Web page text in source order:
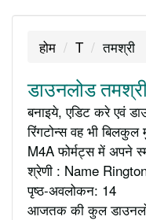
होम T तमश्री
डाउनलोड
बनाइये, एडिट करे एवं
रिंगटोन्स वह भी
M4A फोर्मट्स में अपने
श्रेणी : Name
पृष्ठ-अवलोकन: 14
आजतक की कुल